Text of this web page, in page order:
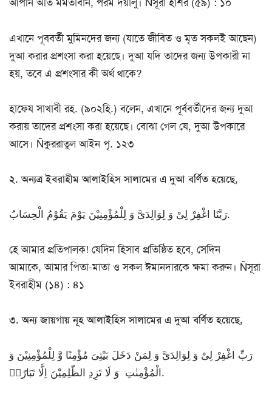
এখানে পূববর্তী মুমিনদের জন্য (যাতে জীবিত ও মৃত সকলই আছেন)
দুআ করার প্রশংসা করা হয়েছে। দুআ যদি তাদের জন্য উপকারী না
হয়, তবে এ প্রশংসার কী অর্থ থাকে?
হাফেয সাখাবী রহ. (৯০২হি.) বলেন, এখানে পূর্ববর্তীদের জন্য দুআ
করায় তাদের প্রশংসা করা হয়েছে। বোঝা গেল যে, দুআ উপকারে
আসে। Ñকুররাতুল আইন পৃ. ১২৩
২. অন্যত্র ইবরাহীম আলাইহিস সালামের এ দুআ বর্ণিত হয়েছে,
رَبَّنَا اغْفِرْ لِیْ وَ لِوَالِدَیَّ وَ لِلْمُؤْمِنِیْنَ یَوْمَ یَقُوْمُ الْحِسَابُ.
হে আমার প্রতিপালক! যেদিন হিসাব প্রতিষ্ঠিত হবে, সেদিন
আমাকে, আমার পিতা-মাতা ও সকল ঈমানদারকে ক্ষমা করুন। Ñসূরা
ইবরাহীম (১৪) : ৪১
৩. অন্য জায়গায় নূহ আলাইহিস সালামের এ দুআ বর্ণিত হয়েছে,
رَبِّ اغْفِرْ لِیْ وَ لِوَالِدَیَّ وَ لِمَنْ دَخَلَ بَیْتِیَ مُؤْمِنًا وَّ لِلْمُؤْمِنِیْنَ وَ
الْمُؤْمِنٰتِ وَ لَا تَزِدِ الظّٰلِمِیْنَ اِلَّا تَبَارًا۠.